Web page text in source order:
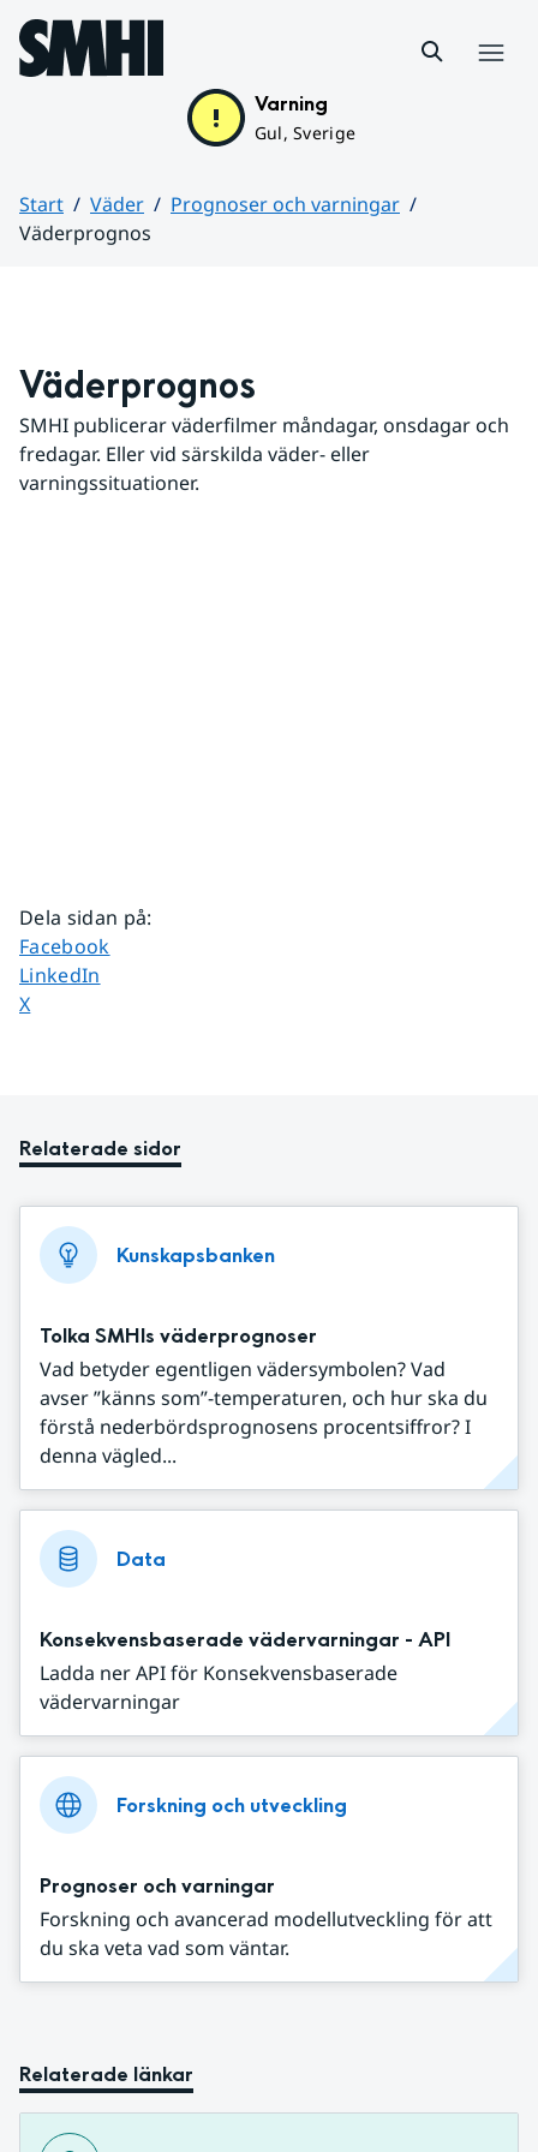
Hoppa till sidans innehåll
Varning
Gul, Sverige
Start Väder
Prognoser och varningar
Väderprognos
Väderprognos
SMHI publicerar väderfilmer måndagar, onsdagar och
fredagar. Eller vid särskilda väder- eller
varningssituationer.
Dela sidan på:
Dela sidan på
Facebook
Dela sidan på
LinkedIn
Dela sidan på
X
Relaterade sidor
Kunskapsbanken
Tolka SMHIs väderprognoser
Vad betyder egentligen vädersymbolen? Vad
avser ”känns som”-temperaturen, och hur ska du
förstå nederbördsprognosens procentsiffror? I
denna vägled...
Data
Konsekvensbaserade vädervarningar - API
Ladda ner API för Konsekvensbaserade
vädervarningar
Forskning och utveckling
Prognoser och varningar
Forskning och avancerad modellutveckling för att
du ska veta vad som väntar.
Relaterade länkar